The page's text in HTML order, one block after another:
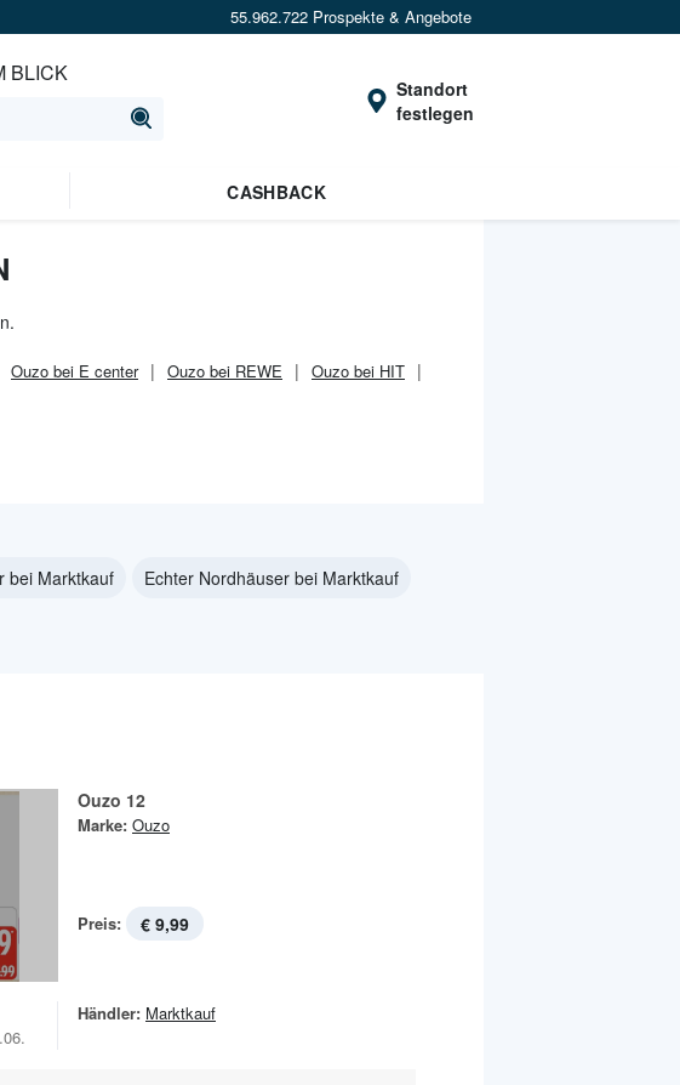
55.962.722 Prospekte & Angebote
BLICK
Standort
festlegen
CASHBACK
Ouzo bei E center Ouzo bei REWE
Ouzo bei HIT
bei Marktkauf Echter Nordhäuser bei Marktkauf
Ouzo 12
Marke: Ouzo
Preis: € 9,99
Händler: Marktkauf